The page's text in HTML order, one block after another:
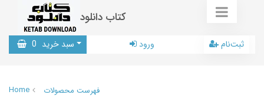
کتاب دانلود
سبد خرید 0 ورود ثبت‌نام
Home
فهرست محصولات